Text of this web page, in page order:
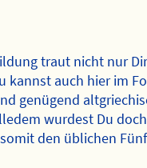
traut nicht nur
kannst auch hier im
genügend
wurdest Du
den üblichen